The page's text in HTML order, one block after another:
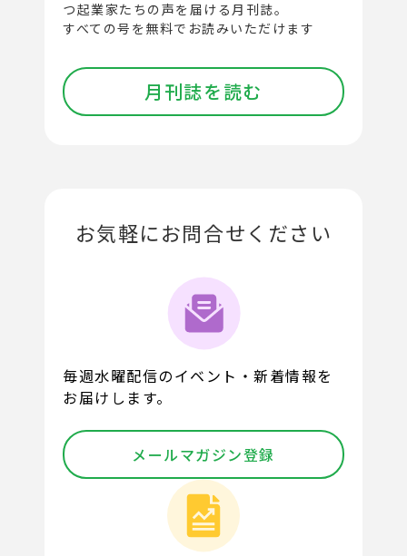
つ起業家たちの声を届ける月刊誌。
すべての号を無料でお読みいただけます
月刊誌を読む
お気軽にお問合せください
毎週水曜配信のイベント・新着情報を
お届けします。
メールマガジン登録